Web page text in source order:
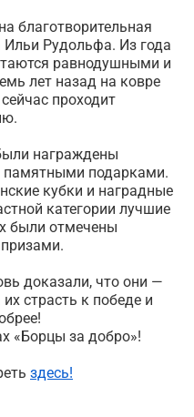
благотворительная
Рудольфа. Из года
равнодушными и
лет назад на ковре
проходит
награждены
подарками.
кубки и наградные
категории лучшие
были отмечены
доказали, что они —
страсть к победе и
«Борцы за добро»!
здесь!